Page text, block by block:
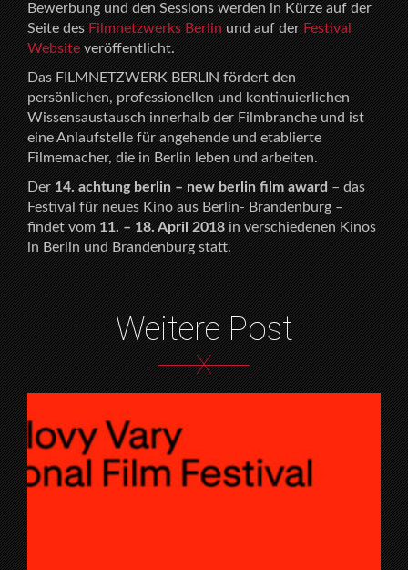
Bewerbung und den Sessions werden in Kürze auf der
Seite desFilmnetzwerks Berlinund auf derFestival
Websiteveröffentlicht.
Das FILMNETZWERK BERLIN fördert den
persönlichen, professionellen und kontinuierlichen
Wissensaustausch innerhalb der Filmbranche und ist
eine Anlaufstelle für angehende und etablierte
Filmemacher, die in Berlin leben und arbeiten.
Der14. achtung berlin – new berlin film award– das
Festival für neues Kino aus Berlin- Brandenburg –
findet vom11. – 18. April 2018in verschiedenen Kinos
in Berlin und Brandenburg statt.
Weitere Post
X